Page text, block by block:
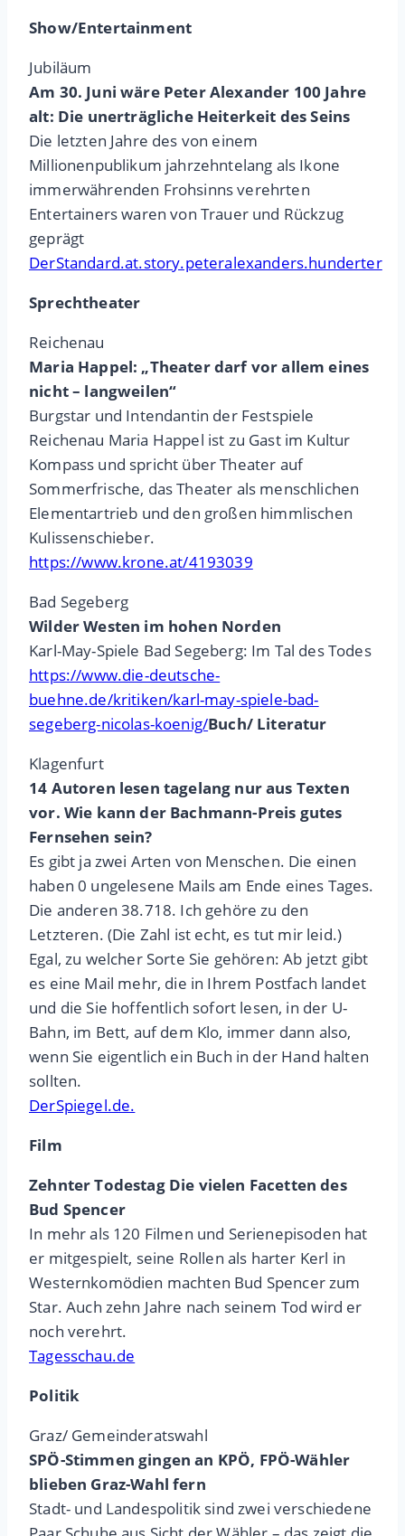
Show/Entertainment
Jubiläum
Am 30. Juni wäre Peter Alexander 100 Jahre
alt: Die unerträgliche Heiterkeit des Seins
Die letzten Jahre des von einem
Millionenpublikum jahrzehntelang als Ikone
immerwährenden Frohsinns verehrten
Entertainers waren von Trauer und Rückzug
geprägt
DerStandard.at.story.peteralexanders.hunderter
Sprechtheater
Reichenau
Maria Happel: „Theater darf vor allem eines
nicht – langweilen“
Burgstar und Intendantin der Festspiele
Reichenau Maria Happel ist zu Gast im Kultur
Kompass und spricht über Theater auf
Sommerfrische, das Theater als menschlichen
Elementartrieb und den großen himmlischen
Kulissenschieber.
https://www.krone.at/4193039
Bad Segeberg
Wilder Westen im hohen Norden
Karl-May-Spiele Bad Segeberg: Im Tal des Todes
https://www.die-deutsche-
buehne.de/kritiken/karl-may-spiele-bad-
segeberg-nicolas-koenig/Buch/ Literatur
Klagenfurt
14 Autoren lesen tagelang nur aus Texten
vor. Wie kann der Bachmann-Preis gutes
Fernsehen sein?
Es gibt ja zwei Arten von Menschen. Die einen
haben 0 ungelesene Mails am Ende eines Tages.
Die anderen 38.718. Ich gehöre zu den
Letzteren. (Die Zahl ist echt, es tut mir leid.)
Egal, zu welcher Sorte Sie gehören: Ab jetzt gibt
es eine Mail mehr, die in Ihrem Postfach landet
und die Sie hoffentlich sofort lesen, in der U-
Bahn, im Bett, auf dem Klo, immer dann also,
wenn Sie eigentlich ein Buch in der Hand halten
sollten.
DerSpiegel.de.
Film
Zehnter Todestag Die vielen Facetten des
Bud Spencer
In mehr als 120 Filmen und Serienepisoden hat
er mitgespielt, seine Rollen als harter Kerl in
Westernkomödien machten Bud Spencer zum
Star. Auch zehn Jahre nach seinem Tod wird er
noch verehrt.
Tagesschau.de
Politik
Graz/ Gemeinderatswahl
SPÖ-Stimmen gingen an KPÖ, FPÖ-Wähler
blieben Graz-Wahl fern
Stadt- und Landespolitik sind zwei verschiedene